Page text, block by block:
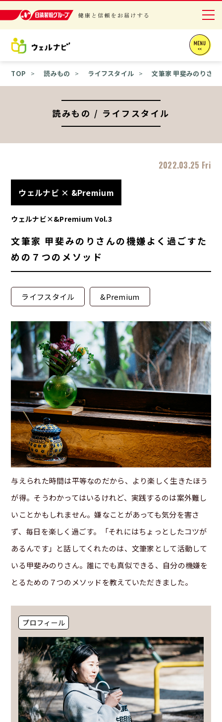
ニュースリリース
商品情報
English
TOP 読みもの ライフスタイル 文筆家 甲斐みのりさ
読みもの / ライフスタイル
2022.03.25 Fri
ウェルナビ × &Premium
ウェルナビ×&Premium Vol.3
文筆家 甲斐みのりさんの機嫌よく過ごすた
めの７つのメソッド
ライフスタイル &Premium
与えられた時間は平等なのだから、より楽しく生きたほう
が得。そうわかってはいるけれど、実践するのは案外難し
いことかもしれません。嫌なことがあっても気分を害さ
ず、毎日を楽しく過ごす。「それにはちょっとしたコツが
あるんです」と話してくれたのは、文筆家として活動して
いる甲斐みのりさん。誰にでも真似できる、自分の機嫌を
とるための７つのメソッドを教えていただきました。
プロフィール